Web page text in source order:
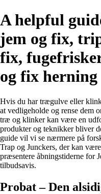
A helpful
jem og fix,
fix,
og fix herning
Hvis du har trægulve eller
at vedligeholde og rense dem
træ og klinker kan være en
produkter og teknikker bliver
guide vil vi se nærmere på
Trap og Junckers, der kan
præsentere åbningstiderne for
tilbudsavis.
Probat – Den